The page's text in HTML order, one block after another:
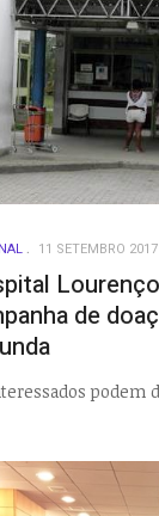
11 SETEMBRO 2017
de
podem